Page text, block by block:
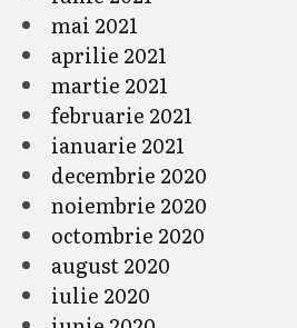
mai 2021
aprilie 2021
martie 2021
februarie 2021
ianuarie 2021
decembrie 2020
noiembrie 2020
octombrie 2020
august 2020
iulie 2020